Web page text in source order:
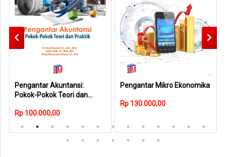
Pengantar Akuntansi:
Pokok-Pokok Teori dan
Rp 100.000,00
Pengantar Mikro Ekonomika
Rp 130.000,00